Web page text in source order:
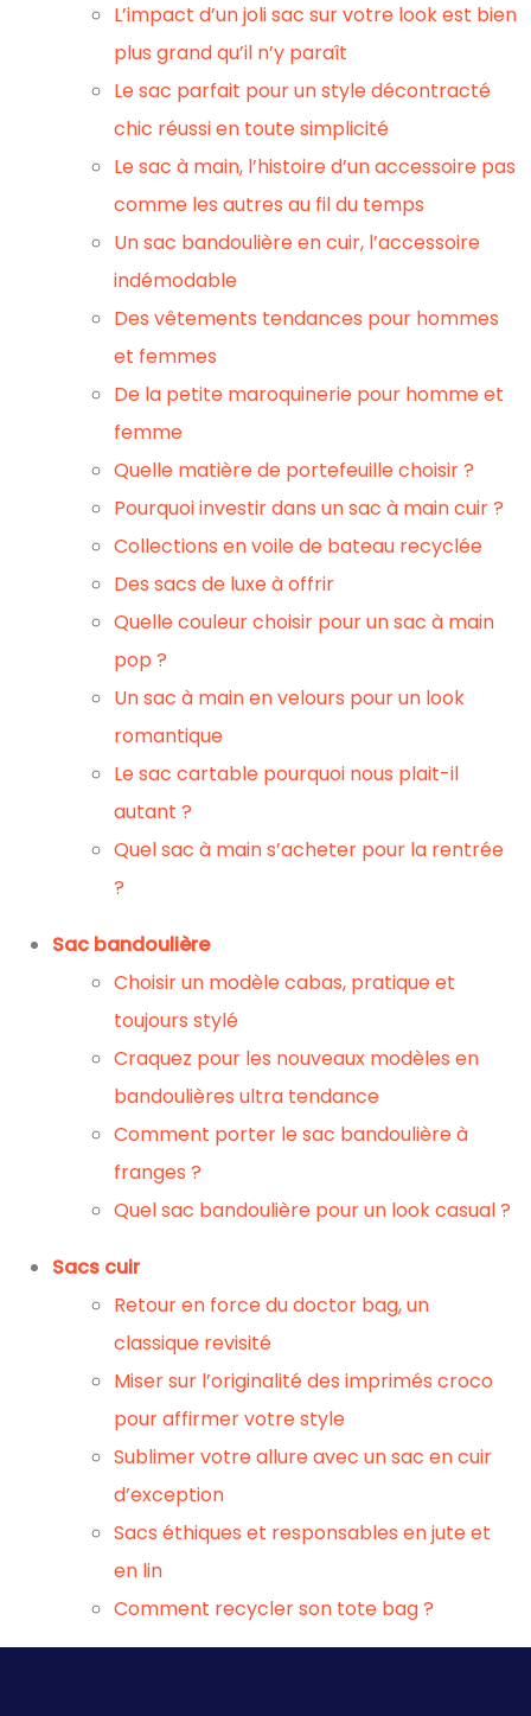
L’impact d’un joli sac sur votre look est bien
plus grand qu’il n’y paraît
Le sac parfait pour un style décontracté
chic réussi en toute simplicité
Le sac à main, l’histoire d’un accessoire pas
comme les autres au fil du temps
Un sac bandoulière en cuir, l’accessoire
indémodable
Des vêtements tendances pour hommes
et femmes
De la petite maroquinerie pour homme et
femme
Quelle matière de portefeuille choisir ?
Pourquoi investir dans un sac à main cuir ?
Collections en voile de bateau recyclée
Des sacs de luxe à offrir
Quelle couleur choisir pour un sac à main
pop ?
Un sac à main en velours pour un look
romantique
Le sac cartable pourquoi nous plait-il
autant ?
Quel sac à main s’acheter pour la rentrée
?
Sac bandoulière
Choisir un modèle cabas, pratique et
toujours stylé
Craquez pour les nouveaux modèles en
bandoulières ultra tendance
Comment porter le sac bandoulière à
franges ?
Quel sac bandoulière pour un look casual ?
Sacs cuir
Retour en force du doctor bag, un
classique revisité
Miser sur l’originalité des imprimés croco
pour affirmer votre style
Sublimer votre allure avec un sac en cuir
d’exception
Sacs éthiques et responsables en jute et
en lin
Comment recycler son tote bag ?